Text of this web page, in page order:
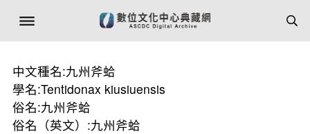
中文種名:九州斧蛤
學名:Tentidonax kiusiuensis
俗名:九州斧蛤
俗名（英文）:九州斧蛤